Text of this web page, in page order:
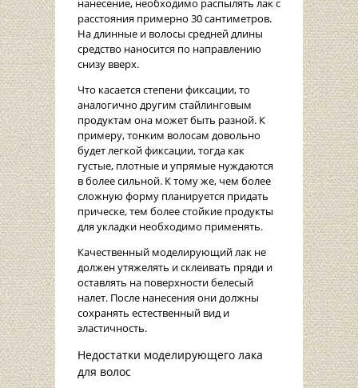
нанесение, необходимо распылять лак с
расстояния примерно 30 сантиметров.
На длинные и волосы средней длины
средство наносится по направлению
снизу вверх.
Что касается степени фиксации, то
аналогично другим стайлинговым
продуктам она может быть разной. К
примеру, тонким волосам довольно
будет легкой фиксации, тогда как
густые, плотные и упрямые нуждаются
в более сильной. К тому же, чем более
сложную форму планируется придать
прическе, тем более стойкие продукты
для укладки необходимо применять.
Качественный моделирующий лак не
должен утяжелять и склеивать пряди и
оставлять на поверхности белесый
налет. После нанесения они должны
сохранять естественный вид и
эластичность.
Недостатки моделирующего лака
для волос